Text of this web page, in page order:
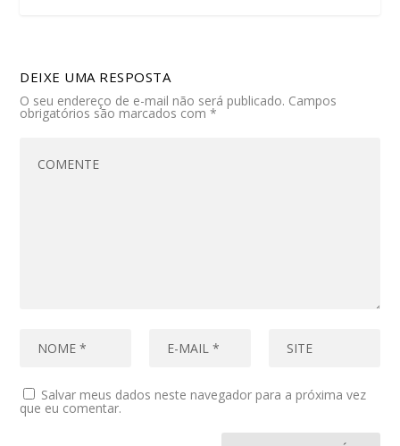
DEIXE UMA RESPOSTA
O seu endereço de e-mail não será publicado. Campos
obrigatórios são marcados com*
Salvar meus dados neste navegador para a próxima vez
que eu comentar.